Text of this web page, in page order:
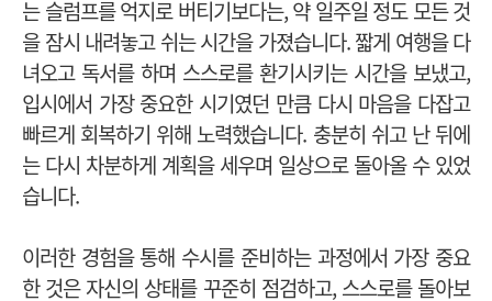
는 슬럼프를 억지로 버티기보다는, 약 일주일 정도 모든 것
을 잠시 내려놓고 쉬는 시간을 가졌습니다. 짧게 여행을 다
녀오고 독서를 하며 스스로를 환기시키는 시간을 보냈고,
입시에서 가장 중요한 시기였던 만큼 다시 마음을 다잡고
빠르게 회복하기 위해 노력했습니다. 충분히 쉬고 난 뒤에
는 다시 차분하게 계획을 세우며 일상으로 돌아올 수 있었
습니다.
이러한 경험을 통해 수시를 준비하는 과정에서 가장 중요
한 것은 자신의 상태를 꾸준히 점검하고, 스스로를 돌아보